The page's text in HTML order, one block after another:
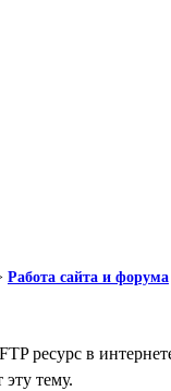
Работа сайта и форума
ресурс в
эту тему.